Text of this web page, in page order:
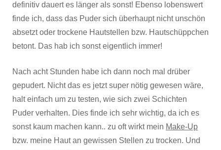
definitiv dauert es länger als sonst! Ebenso lobenswert
finde ich, dass das Puder sich überhaupt nicht unschön
absetzt oder trockene Hautstellen bzw. Hautschüppchen
betont. Das hab ich sonst eigentlich immer!
Nach acht Stunden habe ich dann noch mal drüber
gepudert. Nicht das es jetzt super nötig gewesen wäre,
halt einfach um zu testen, wie sich zwei Schichten
Puder verhalten. Dies finde ich sehr wichtig, da ich es
sonst kaum machen kann.. zu oft wirkt mein Make-Up
bzw. meine Haut an gewissen Stellen zu trocken. Und